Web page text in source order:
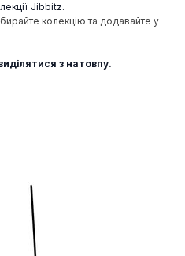
Jibbitz.
колекцію та додавайте у
з натовпу.